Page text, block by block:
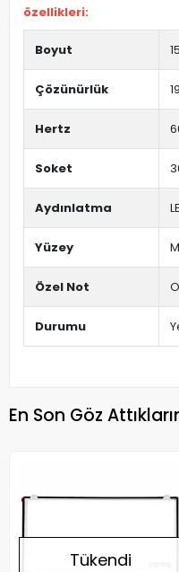
özellikleri:
Boyut
Çözünürlük
Hertz
Soket
Aydınlatma
Yüzey
Özel Not
Durumu
En Son Göz
Tükendi